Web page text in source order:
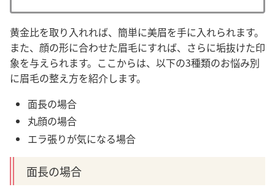
黄金比を取り入れれば、簡単に美眉を手に入れられます。
また、顔の形に合わせた眉毛にすれば、さらに垢抜けた印
象を与えられます。ここからは、以下の3種類のお悩み別
に眉毛の整え方を紹介します。
面長の場合
丸顔の場合
エラ張りが気になる場合
面長の場合